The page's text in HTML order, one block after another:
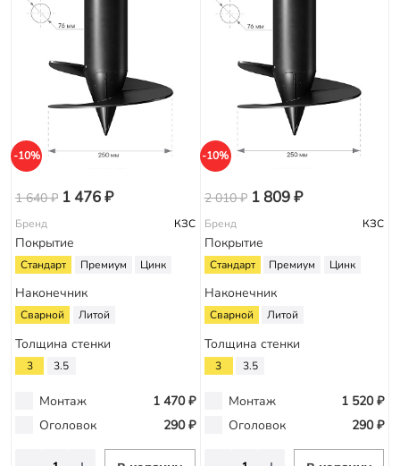
-10%
1 640 ₽ 1 476 ₽
Бренд КЗС
Покрытие
Стандарт Премиум Цинк
Наконечник
Сварной Литой
Толщина стенки
3 3.5
Монтаж
1 470 ₽
Оголовок
290 ₽
-10%
2 010 ₽ 1 809 ₽
Бренд КЗС
Покрытие
Стандарт Премиум Цинк
Наконечник
Сварной Литой
Толщина стенки
3 3.5
Монтаж
1 520 ₽
Оголовок
290 ₽